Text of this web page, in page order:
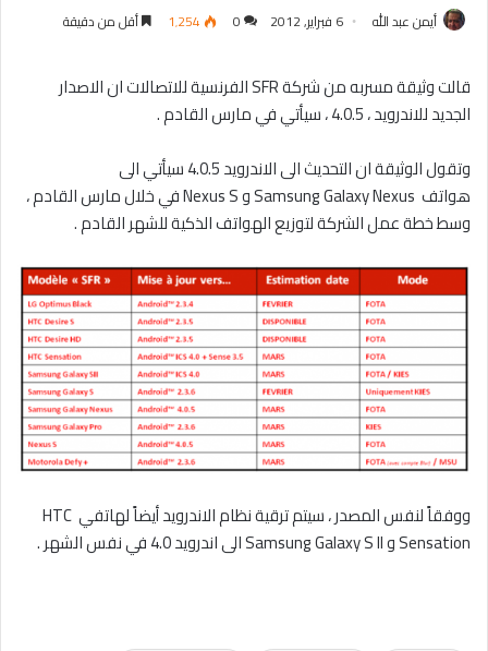
أيمن عبد الله 6 فبراير, 2012 0 1٬254 أقل من دقيقة
قالت وثيقة مسربه من شركة SFR الفرنسية للاتصالات ان الاصدار
الجديد للاندرويد ، 4.0.5 ، سيأتي في مارس القادم .
وتقول الوثيقة ان التحديث الى الاندرويد 4.0.5 سيأتي الى
هواتف Samsung Galaxy Nexus و Nexus S في خلال مارس القادم ،
وسط خطة عمل الشركة لتوزيع الهواتف الذكية للشهر القادم .
ووفقاً لنفس المصدر ، سيتم ترقية نظام الاندرويد أيضاً لهاتفي HTC
Sensation و Samsung Galaxy S II الى اندرويد 4.0 في نفس الشهر .